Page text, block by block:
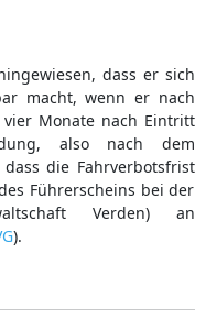
dass er sich
macht, wenn er nach
Monate nach Eintritt
also nach dem
die Fahrverbotsfrist
Führerscheins bei der
Verden) an
).